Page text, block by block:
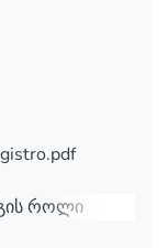
which are faced
როლი